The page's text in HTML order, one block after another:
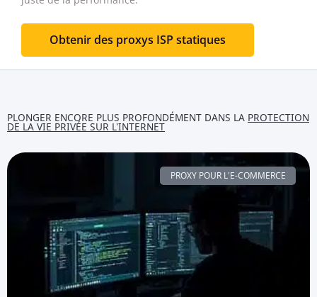
Obtenir des proxys ISP statiques
PLONGER ENCORE PLUS PROFONDÉMENT DANS LA PROTECTION
DE LA VIE PRIVÉE SUR L'INTERNET
PROXY POUR L'E-COMMERCE